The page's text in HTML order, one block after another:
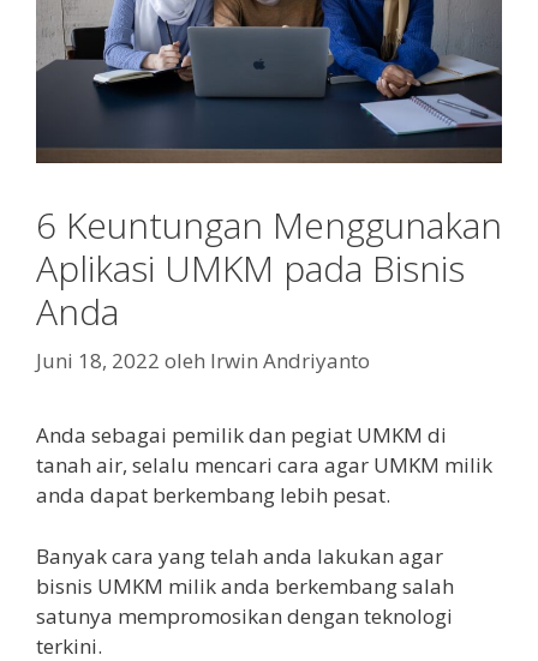
6 Keuntungan Menggunakan
Aplikasi UMKM pada Bisnis
Anda
Juni 18, 2022 oleh Irwin Andriyanto
Anda sebagai pemilik dan pegiat UMKM di
tanah air, selalu mencari cara agar UMKM milik
anda dapat berkembang lebih pesat.
Banyak cara yang telah anda lakukan agar
bisnis UMKM milik anda berkembang salah
satunya mempromosikan dengan teknologi
terkini.